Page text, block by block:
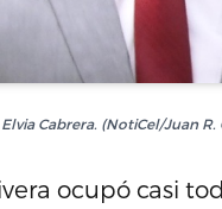
Cabrera. (NotiCel/Juan R.
ocupó casi